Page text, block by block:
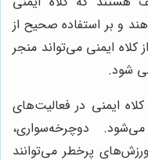
و بر استفاده صحیح از
کلاه ایمنی می‌تواند منجر
شود.
ایمنی در فعالیت‌های
دوچرخه‌سواری،
پرخطر می‌توانند